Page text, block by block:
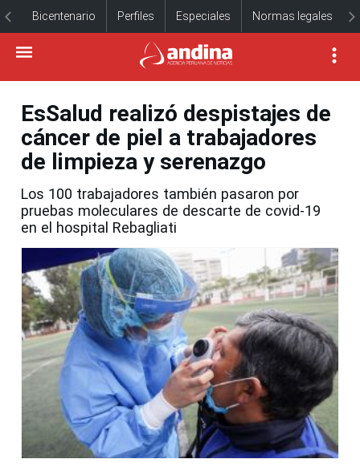
Bicentenario Perfiles Especiales Normas legales
EsSalud realizó despistajes de
cáncer de piel a trabajadores
de limpieza y serenazgo
Los 100 trabajadores también pasaron por
pruebas moleculares de descarte de covid-19
en el hospital Rebagliati